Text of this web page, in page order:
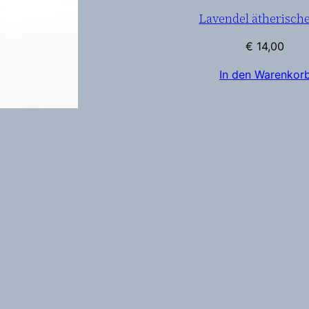
Lavendel
€ 14,00
In den